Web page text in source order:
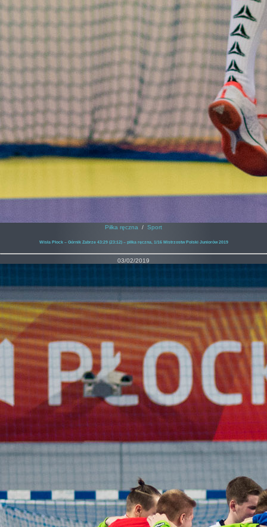
Piłka ręczna / Sport
Wisła Płock – Górnik Zabrze 43:29 (23:12) – piłka ręczna, 1/16 Mistrzostw Polski Juniorów 2019
03/02/2019